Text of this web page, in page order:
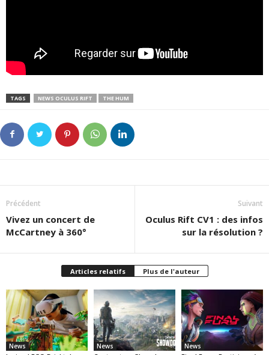
TAGS NEWS OCULUS RIFT THE HUM
Précédent
Vivez un concert de
McCartney à 360°
Suivant
Oculus Rift CV1 : des infos
sur la résolution ?
Articles relatifs Plus de l'auteur
News News News